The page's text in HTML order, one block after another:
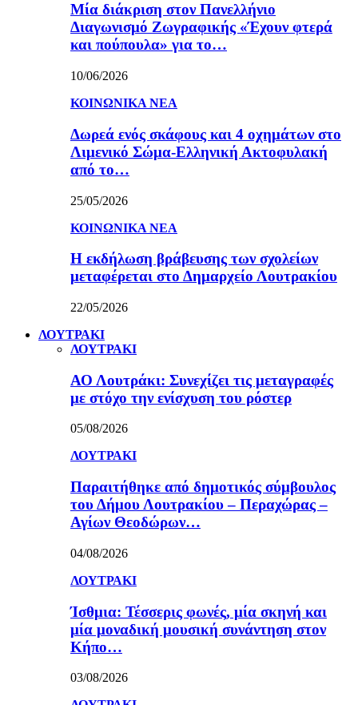
Μία διάκριση στον Πανελλήνιο
Διαγωνισμό Ζωγραφικής «Έχουν φτερά
και πούπουλα» για το…
10/06/2026
ΚΟΙΝΩΝΙΚΑ ΝΕΑ
Δωρεά ενός σκάφους και 4 οχημάτων στο
Λιμενικό Σώμα-Ελληνική Ακτοφυλακή
από το…
25/05/2026
ΚΟΙΝΩΝΙΚΑ ΝΕΑ
Η εκδήλωση βράβευσης των σχολείων
μεταφέρεται στο Δημαρχείο Λουτρακίου
22/05/2026
ΛΟΥΤΡΑΚΙ
ΛΟΥΤΡΑΚΙ
ΑΟ Λουτράκι: Συνεχίζει τις μεταγραφές
με στόχο την ενίσχυση του ρόστερ
05/08/2026
ΛΟΥΤΡΑΚΙ
Παραιτήθηκε από δημοτικός σύμβουλος
του Δήμου Λουτρακίου – Περαχώρας –
Αγίων Θεοδώρων…
04/08/2026
ΛΟΥΤΡΑΚΙ
Ίσθμια: Τέσσερις φωνές, μία σκηνή και
μία μοναδική μουσική συνάντηση στον
Κήπο…
03/08/2026